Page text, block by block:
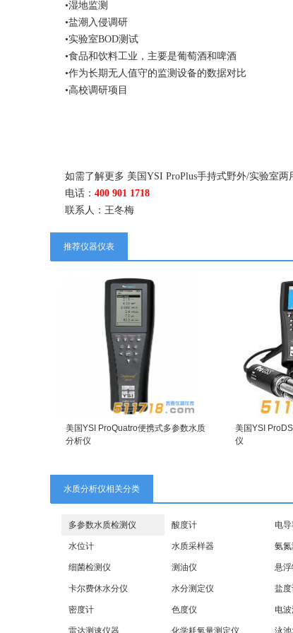
•湿地监测
•盐潮入侵调研
•实验室BOD测试
•食品和饮料工业，主要是葡萄酒和啤酒
•作为长期无人值守的监测设备的数据对比
•高校调研项目
如需了解更多 美国YSI ProPlus手持式野外/实验室
电话： 400 901 1718
联系人：王冬梅
推荐仪器仪表
美国YSI ProQuatro便携式多参数水质
分析仪
美国YSI
仪
水质分析仪相关分类
多参数水质检测仪 酸度计 电
水位计 水质采样器 氨氮
细菌检测仪 测油仪 悬
卡尔费休水分仪 水分测定仪 盐
密度计 色度仪 电
雷达测速仪器 化学耗氧量测定仪 泳池